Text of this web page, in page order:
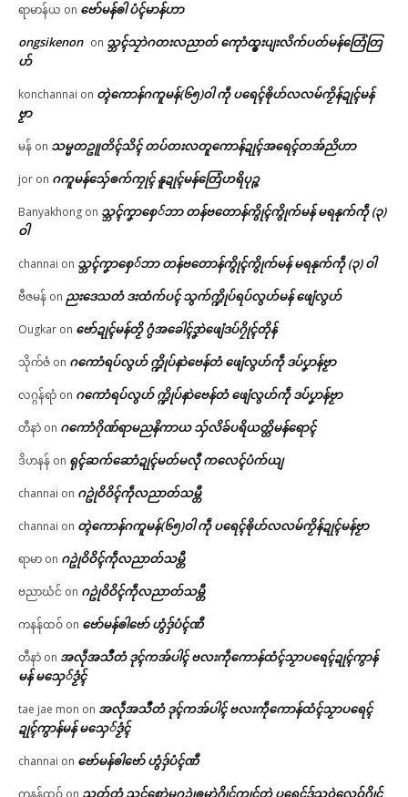
ရာမာန်ယ on ဗော်မန်ၜါ ပံၚ်မာန်ဟာ
ongsikenon on သ္ဘၚ်သၠာဲဂတးလညာတ် ကေုာံထ္ၜးပျးလိက်ပတ်မန်တြေံတြ
ဟ်
konchannai on တ္ၚဲကောန်ဂကူမန်(၆၅)ဝါ ကဵု ပရေၚ်ၜိုဟ်လလမ်ကၟိန်ဍုၚ်မန်
ဗၟာ
မန် on သမ္မတဥူတိၚ်သိၚ် တပ်တးလတူကောန်ဍုၚ်အရေၚ်တအ်ညိဟာ
jor on ဂကူမန်​သှ်ေၜက်ကၠုၚ် နူဍုၚ်မန်တြေံဟရိပုဉ္ဇ
Banyakhong on သ္ဘၚ်ကၞာစှေ်ဘာ တန်ဗတောန်ကွိုၚ်ကွိုက်မန် မရနုက်ကဵု (၃)
ဝါ
channai on သ္ဘၚ်ကၞာစှေ်ဘာ တန်ဗတောန်ကွိုၚ်ကွိုက်မန် မရနုက်ကဵု (၃) ဝါ
ဗီဇမန် on ညးဒေသတံ ဒးထံက်ပၚ် သွက်က္ဍိုပ်ရပ်လွဟ်မန် ဖျေံလွဟ်
Ougkar on ဗော်ဍုၚ်မန်တၟိ ဂွံအခေါၚ်ဒၞာဲဖျေံဒပ်ဂၠိုၚ်တိုန်
သိုက်ဇံ on ဂကောံရပ်လွဟ် က္ဍိုပ်နာဲဗေန်တံ ဖျေံလွဟ်ကဵု ဒပ်ပၞာန်ဗၟာ
လဂ္ဂန်ရာံ on ဂကောံရပ်လွဟ် က္ဍိုပ်နာဲဗေန်တံ ဖျေံလွဟ်ကဵု ဒပ်ပၞာန်ဗၟာ
တီနာဲ on ဂကောံဂိုဏ်ရာမညနိကာယ သှ်လိခ်ပရိယတ္တိမန်ရောၚ်
ဒိဟနန် on ရုၚ်ဆက်ဆောံဍုၚ်မတ်မလီု ကလေၚ်ပံက်ယျ
channai on ဂဥုဲဝိဝိၚ်ကဵုလညာတ်သမ္တီ
channai on တ္ၚဲကောန်ဂကူမန်(၆၅)ဝါ ကဵု ပရေၚ်ၜိုဟ်လလမ်ကၟိန်ဍုၚ်မန်ဗၟာ
ရာမာ on ဂဥုဲဝိဝိၚ်ကဵုလညာတ်သမ္တီ
ဗညာဃံင် on ဂဥုဲဝိဝိၚ်ကဵုလညာတ်သမ္တီ
ကနန်ထဝ် on ဗော်မန်ၜါဗော် ဟွံဒှ်ပံၚ်ဏီ
တီနာဲ on အလဵုအသဳတံ ဒုၚ်ကအ်ပါၚ် ဗလးကဵုကောန်ထံၚ်သၟာပရေၚ်ဍုၚ်ကွာန်
မန် မသှေ်ဒၟံၚ်
tae jae mon on အလဵုအသဳတံ ဒုၚ်ကအ်ပါၚ် ဗလးကဵုကောန်ထံၚ်သၟာပရေၚ်
ဍုၚ်ကွာန်မန် မသှေ်ဒၟံၚ်
channai on ဗော်မန်ၜါဗော် ဟွံဒှ်ပံၚ်ဏီ
ကနန်ထဝ် on သၟတ်တံ သုၚ်စောဲမဂဥုဲၜူမာဲဂၠိုၚ်ကၠုၚ်တုဲ ပရေၚ်ဒှ်သၞဝဲလေဝ်ဂၠိုၚ်